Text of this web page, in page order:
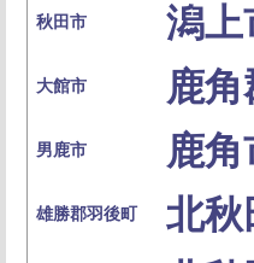
秋田市 潟上
大館市 鹿角
男鹿市 鹿角
雄勝郡羽後町 北秋